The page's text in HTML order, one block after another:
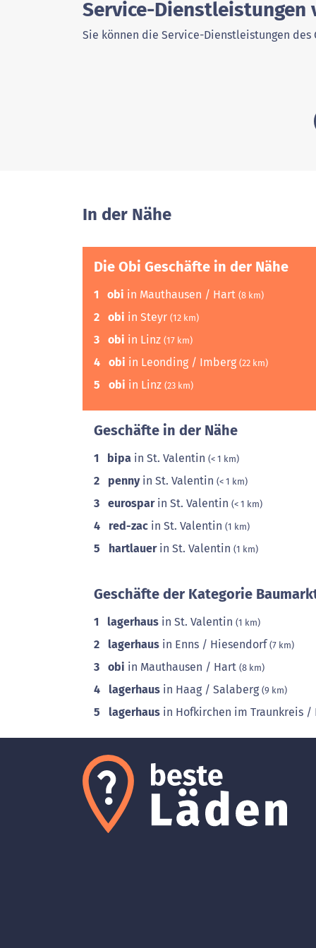
Service-Dienstleistungen
Sie können die Service-Dienstleistungen des
In der Nähe
Die Obi Geschäfte in der Nähe
1 obi in Mauthausen / Hart (8 km)
2 obi in Steyr (12 km)
3 obi in Linz (17 km)
4 obi in Leonding / Imberg (22 km)
5 obi in Linz (23 km)
Geschäfte in der Nähe
1 bipa in St. Valentin (< 1 km)
2 pennyin St. Valentin (< 1 km)
3 eurosparin St. Valentin (< 1 km)
4 red-zac in St. Valentin (1 km)
5 hartlauerin St. Valentin (1 km)
Geschäfte der Kategorie
1 lagerhaus in St. Valentin (1 km)
2 lagerhaus in Enns / Hiesendorf(7 km)
3 obi in Mauthausen / Hart (8 km)
4 lagerhaus in Haag / Salaberg (9 km)
5 lagerhaus in Hofkirchen im Traunkreis